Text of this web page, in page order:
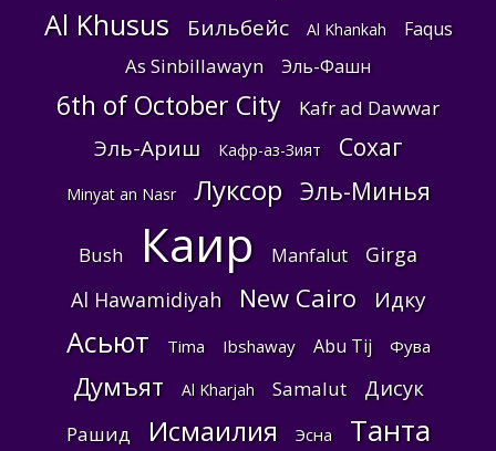
Al Khusus Бильбейс Al Khankah Faqus
As Sinbillawayn Эль-Фашн
6th of October City Kafr ad Dawwar
Эль-Ариш Кафр-аз-Зият Сохаг
Minyat an Nasr Луксор Эль-Минья
Bush Каир Manfalut
Girga
Al Hawamidiyah
New Cairo Идку
Асьют Tima Ibshaway Abu Tij Фува
Думъят Al Kharjah Samalut Дисук
Рашид Исмаилия Эсна Танта